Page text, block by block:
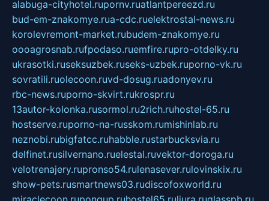
alabuga-cityhotel.rupornv.ruatlantpereezd.ru
bud-em-znakomye.rua-cdc.ruelektrostal-news.ru
korolevremont-market.rubudem-znakomye.ru
oooagrosnab.rufpodaso.ruemfire.rupro-otdelky.ru
ukrasotki.ruseksuzbek.ruseks-uzbek.ruporno-vk.ru
sovratili.ruolecoon.ruvd-dosug.ruadonyev.ru
rbc-news.ruporno-skvirt.rukrospr.ru
13autor-kolonka.rusormol.ru2rich.ruhostel-65.ru
hostserve.ruporno-na-russkom.rumishinlab.ru
neznobi.rubigfatcc.ruhabble.rustarbucksvia.ru
delfinet.rusilvernano.ruelestal.ruvektor-doroga.ru
velotrenajery.rupronso54.rulenasever.rulovinskix.ru
show-pets.rusmartnews03.rudiscofoxworld.ru